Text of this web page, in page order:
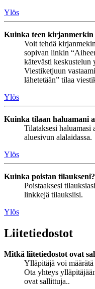
Ylös
Kuinka teen kirjanmerkin
Voit tehdä
sopivan linkin
kätevästi keskustelun
Viestiketjuun
lähetetään” tilaa
Ylös
Kuinka tilaan haluamani
Tilataksesi haluamasi
aluesivun alalaidassa.
Ylös
Kuinka poistan tilaukseni?
Poistaaksesi
linkkejä tilauksiisi.
Ylös
Liitetiedostot
Mitkä liitetiedostot ovat
Ylläpitäjä voi
Ota yhteys
ovat sallittuja..